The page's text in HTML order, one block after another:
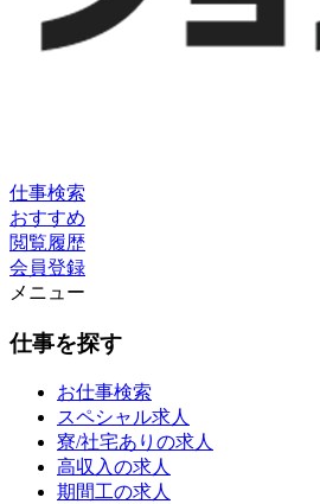
仕事検索
おすすめ
閲覧履歴
会員登録
メニュー
仕事を探す
お仕事検索
スペシャル求人
寮/社宅ありの求人
高収入の求人
期間工の求人